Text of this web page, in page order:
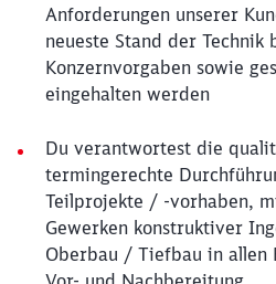
Anforderungen unserer
neueste Stand der
Konzernvorgaben sowie
eingehalten werden
Du verantwortest die
termingerechte
Teilprojekte / -vorhaben,
Gewerken konstruktiver
Oberbau / Tiefbau in allen